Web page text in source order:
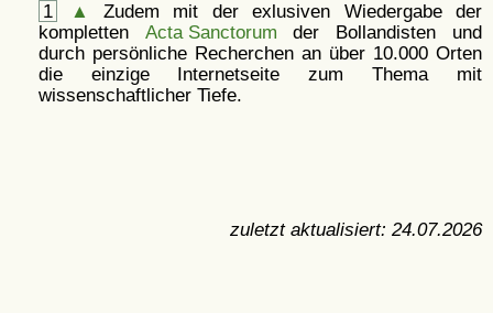
1 ▲
Zudem mit der exlusiven Wiedergabe der
kompletten Acta Sanctorum der Bollandisten und
durch persönliche Recherchen an über 10.000 Orten
die einzige Internetseite zum Thema mit
wissenschaftlicher Tiefe.
zuletzt aktualisiert: 24.07.2026